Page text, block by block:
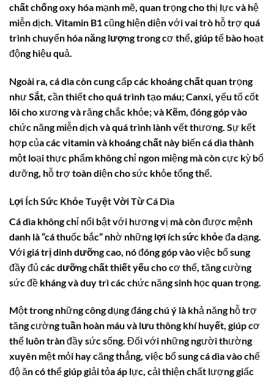
chất chống oxy hóa mạnh mẽ, quan trọng cho thị lực và hệ
miễn dịch. Vitamin B1cũng hiện diện với vai trò hỗ trợ quá
trình chuyển hóa năng lượngtrong cơ thể, giúp tế bào hoạt
động hiệu quả.
Ngoài ra, cá dìacòn cung cấp các khoáng chấtquan trọng
nhưSắt , cần thiết cho quá trình tạo máu;Canxi , yếu tố cốt
lõi cho xương và răng chắc khỏe; và Kẽm , đóng góp vào
chức năng miễn dịch và quá trình lành vết thương. Sự kết
hợp của cácvitaminvà khoáng chất này biếncá dìathành
một loại thực phẩm không chỉ ngon miệng mà còn cực kỳ bổ
dưỡng, hỗ trợ toàn diện cho sức khỏe tổng thể.
Lợi Ích Sức Khỏe Tuyệt Vời Từ Cá Dìa
Cá dìa không chỉ nổi bật với hương vị mà còn được mệnh
danh là “cá thuốc bắc” nhờ nhữnglợi ích sức khỏe đa dạng.
Vớigiá trị dinh dưỡngcao, nó đóng góp vào việc bổ sung
đầy đủ cácdưỡng chất thiết yếu cho cơ thể, tăng cường
sức đề kháng và duy trì các chức năng sinh học quan trọng.
Một trong những công dụng đáng chú ý là khả năng hỗ trợ
tăng cườngtuần hoàn máu và lưu thông khí huyết, giúp cơ
thể luôn tràn đầy sức sống. Đối với những người thường
xuyên mệt mỏi hay căng thẳng, việc bổ sungcá dìavào chế
độ ăn có thể giúp giải tỏa áp lực, cải thiện chất lượng giấc